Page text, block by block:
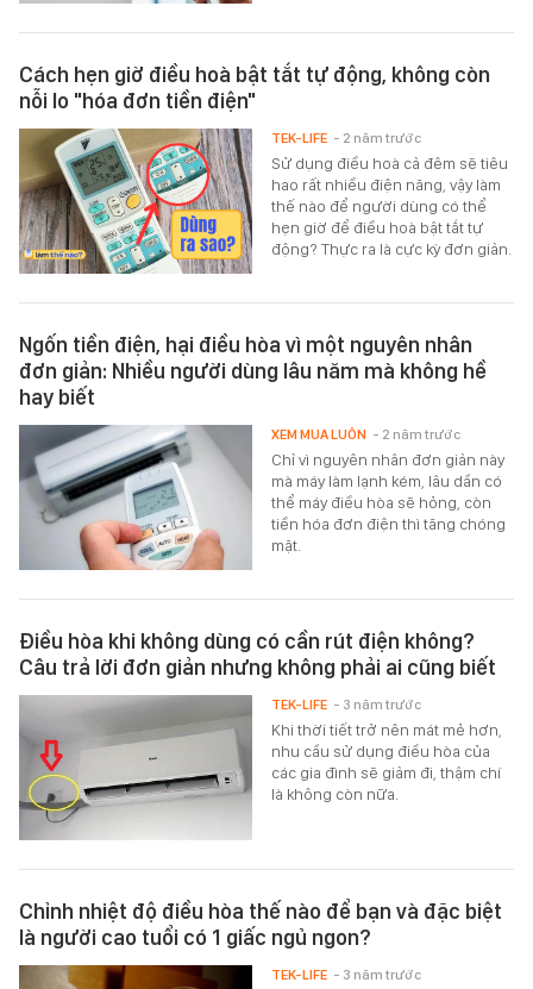
Cách hẹn giờ điều hoà bật tắt tự động, không còn
nỗi lo "hóa đơn tiền điện"
Sử dụng điều hoà cả đêm sẽ tiêu
hao rất nhiều điện năng, vậy làm
thế nào để người dùng có thể
hẹn giờ để điều hoà bật tắt tự
động? Thực ra là cực kỳ đơn giản.
TEK-LIFE - 2 năm trước
Ngốn tiền điện, hại điều hòa vì một nguyên nhân
đơn giản: Nhiều người dùng lâu năm mà không hề
hay biết
Chỉ vì nguyên nhân đơn giản này
mà máy làm lạnh kém, lâu dần có
thể máy điều hòa sẽ hỏng, còn
tiền hóa đơn điện thì tăng chóng
mặt.
XEM MUA LUÔN - 2 năm trước
Điều hòa khi không dùng có cần rút điện không?
Câu trả lời đơn giản nhưng không phải ai cũng biết
Khi thời tiết trở nên mát mẻ hơn,
nhu cầu sử dụng điều hòa của
các gia đình sẽ giảm đi, thậm chí
là không còn nữa.
TEK-LIFE - 3 năm trước
Chỉnh nhiệt độ điều hòa thế nào để bạn và đặc biệt
là người cao tuổi có 1 giấc ngủ ngon?
TEK-LIFE - 3 năm trước